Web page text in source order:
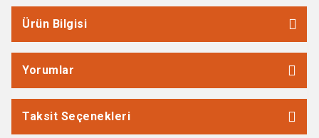
Ürün Bilgisi
Yorumlar
Taksit Seçenekleri